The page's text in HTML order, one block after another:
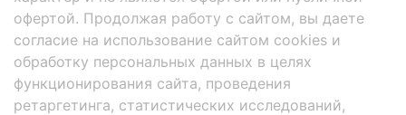
офертой. Продолжая работу с сайтом, вы даете
согласие на использование сайтом cookies и
обработку персональных данных в целях
функционирования сайта, проведения
ретаргетинга, статистических исследований,